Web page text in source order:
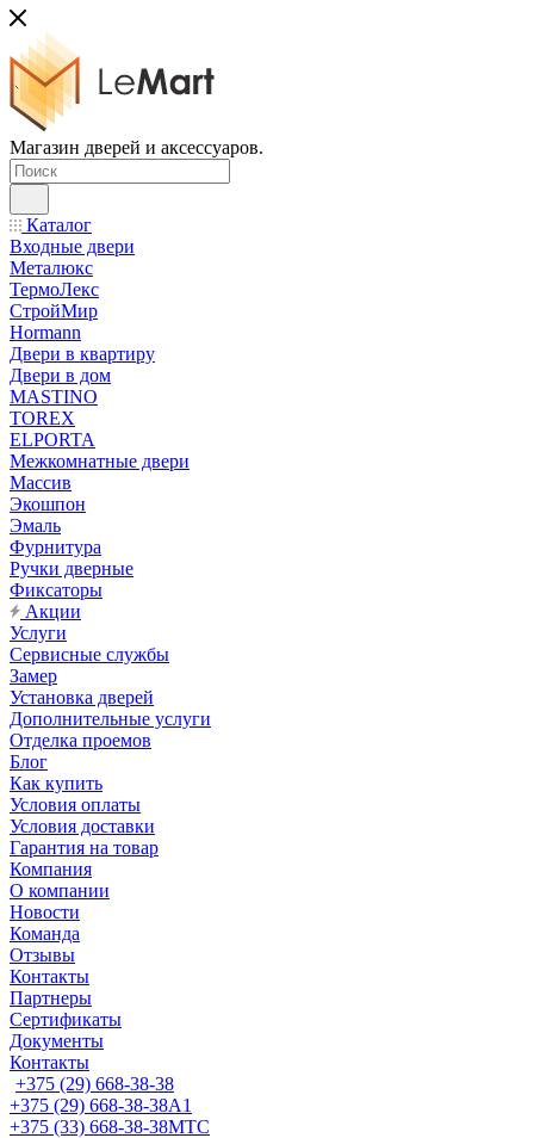
Магазин дверей и аксессуаров.
Каталог
Входные двери
Металюкс
ТермоЛекс
СтройМир
Hormann
Двери в квартиру
Двери в дом
MASTINO
TOREX
ELPORTA
Межкомнатные двери
Массив
Экошпон
Эмаль
Фурнитура
Ручки дверные
Фиксаторы
Акции
Услуги
Сервисные службы
Замер
Установка дверей
Дополнительные услуги
Отделка проемов
Блог
Как купить
Условия оплаты
Условия доставки
Гарантия на товар
Компания
О компании
Новости
Команда
Отзывы
Контакты
Партнеры
Сертификаты
Документы
Контакты
+375 (29) 668-38-38
+375 (29) 668-38-38A1
+375 (33) 668-38-38МТС